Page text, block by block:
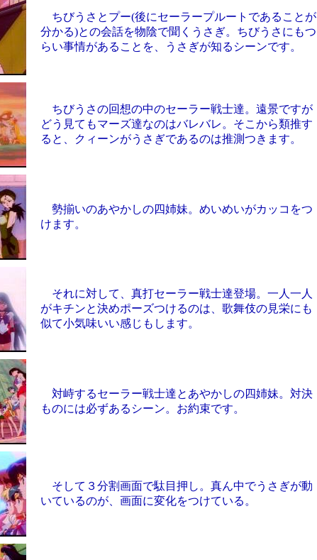
ちびうさとプー(後にセーラープルートであることが
分かる)との会話を物陰で聞くうさぎ。ちびうさにもつ
らい事情があることを、うさぎが知るシーンです。
ちびうさの回想の中のセーラー戦士達。遠景ですが
どう見てもマーズ達なのはバレバレ。そこから類推す
ると、クィーンがうさぎであるのは推測つきます。
勢揃いのあやかしの四姉妹。めいめいがカッコをつ
けます。
それに対して、真打セーラー戦士達登場。一人一人
がキチンと決めポーズつけるのは、歌舞伎の見栄にも
似て小気味いい感じもします。
対峙するセーラー戦士達とあやかしの四姉妹。対決
ものには必ずあるシーン。お約束です。
そして３分割画面で駄目押し。真ん中でうさぎが動
いているのが、画面に変化をつけている。